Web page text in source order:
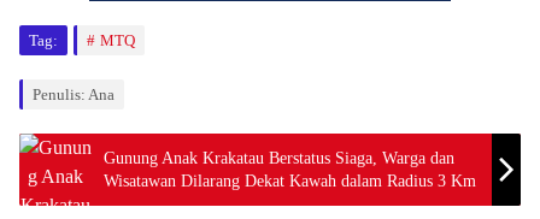
Tag: MTQ
Penulis: Ana
Gunung Anak Krakatau Berstatus Siaga, Warga dan
Wisatawan Dilarang Dekat Kawah dalam Radius 3 Km